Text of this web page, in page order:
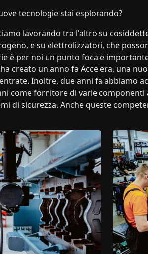
tecnologie stai esplorando?
lavorando tra l'altro su
e su elettrolizzatori, che
è per noi un punto focale
creato un anno fa Accelera, una
Inoltre, due anni fa abbiamo
come fornitore di varie
di sicurezza. Anche queste